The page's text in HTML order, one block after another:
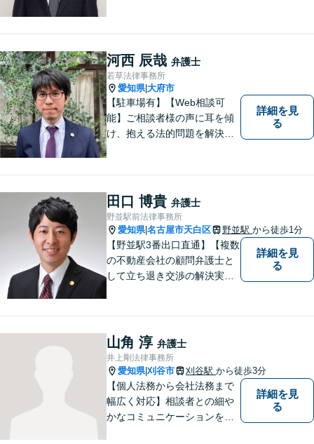
多数。
河西 辰哉 弁護士
若草法律事務所
愛知県|大府市
【駐車場有】【Web相談可
能】ご相談者様の声に耳を傾
け、抱える法的問題を解決す
て、明るい未来へと進みまし
ょう。 地域のみなさまからの
ご相談、お待ちしておりま
す。
詳細を見
る
田口 博貴 弁護士
野並駅前法律事務所
愛知県|名古屋市天白区 野並駅 から徒歩1分
【野並駅3番出口直通】【複数
の不動産会社の顧問弁護士と
して立ち退き交渉の解決実績
被害者側に限る）、離婚、企
業及び個人事業主の顧問に関
する相談は初回相談無料で
す。
詳細を見
る
山角 淳 弁護士
井上剛法律事務所
愛知県|刈谷市 刈谷駅 から徒歩3分
【個人法務から会社法務まで
幅広く対応】相談者との細や
かなコミュニケーションを大
詳細を見
る